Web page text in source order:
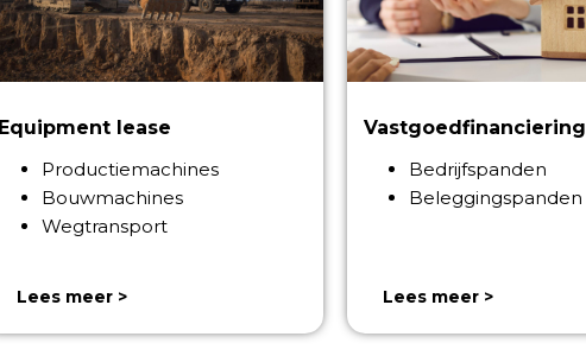
Equipment lease
Productiemachines
Bouwmachines
Wegtransport
Lees meer >
Vastgoedfinanciering
Bedrijfspanden
Beleggingspanden
Lees meer >